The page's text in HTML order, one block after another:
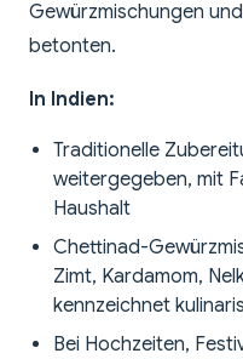
Gewürzmischungen
betonten.
In Indien:
Traditionelle
weitergegeben, mit
Haushalt
Chettinad-
Zimt, Kardamom,
kennzeichnet
Bei Hochzeiten,